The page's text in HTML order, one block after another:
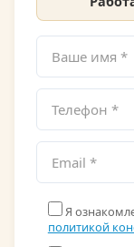
Я
политикой